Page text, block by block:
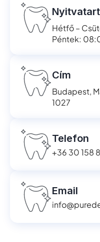
Hétfő –
Péntek:
Cím
Budapest,
1027
Telefon
+36 30 158
Email